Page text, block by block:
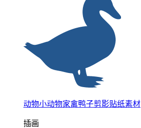
动物小动物家禽鸭子剪影贴纸素材
插画